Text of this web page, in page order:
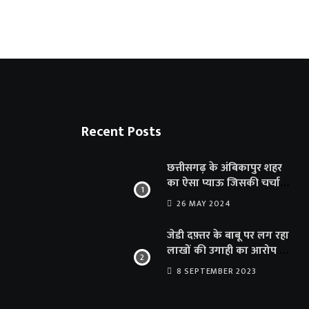
Recent Posts
छत्तीसगढ़ के अंबिकापुर शहर
का ऐसा प्याऊ जिसकी चर्चा
दूर-दूर तक… सात समुंदर पार
26 MAY 2024
जेडी दफ़्तर के बाबू पर लग रहा
लाखों की उगाही का आरोप …
संयुक्त संचालक का फर्जी
8 SEPTEMBER 2023